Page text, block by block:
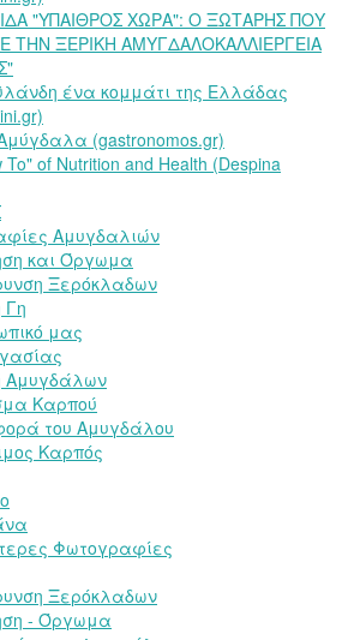
"ΥΠΑΙΘΡΟΣ ΧΩΡΑ": Ο ΞΩΤΑΡΗΣ ΠΟΥ
ΤΗΝ ΞΕΡΙΚΗ ΑΜΥΓΔΑΛΟΚΑΛΛΙΕΡΓΕΙΑ
ένα κομμάτι της Ελλάδας
(gastronomos.gr)
To" of Nutrition and Health (Despina
Αμυγδαλιών
και Όργωμα
Ξερόκλαδων
Γη
μας
Αμυγδάλων
Καρπού
του Αμυγδάλου
Καρπός
Φωτογραφίες
Ξερόκλαδων
- Όργωμα